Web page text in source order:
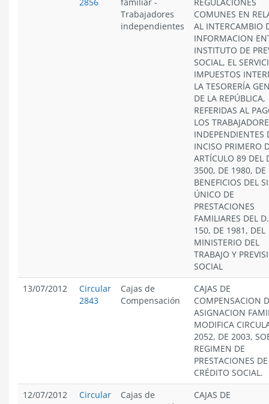
Trabajadores
independientes
COMUNES EN
AL INTERCAMBIO
INFORMACION
INSTITUTO DE
SOCIAL, EL
IMPUESTOS
LA TESORERÍA
DE LA REPÚBLICA,
REFERIDAS AL
LOS
INDEPENDIENTES
INCISO PRIMERO
ARTÍCULO 89 DEL
3500, DE 1980, DE
BENEFICIOS DEL
ÚNICO DE
PRESTACIONES
FAMILIARES DEL
150, DE 1981, DEL
MINISTERIO DEL
TRABAJO Y
SOCIAL
13/07/2012
Circular
2843
Cajas de
Compensación
CAJAS DE
COMPENSACION
ASIGNACION
MODIFICA
2052, DE 2003,
REGIMEN DE
PRESTACIONES DE
CRÉDITO SOCIAL.
12/07/2012
Circular
Cajas de
CAJAS DE